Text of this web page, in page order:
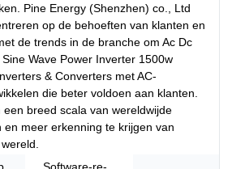
Pine Energy (Shenzhen) co., Ltd
op de behoeften van klanten en
de trends in de branche om Ac Dc
Wave Power Inverter 1500w
& Converters met AC-
die beter voldoen aan klanten.
een ​​breed scala van wereldwijde
en meer erkenning te krijgen van
Software-re-